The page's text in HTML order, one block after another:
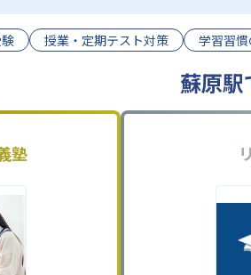
授業・定期テスト対策 学習習
蘇原駅
塾